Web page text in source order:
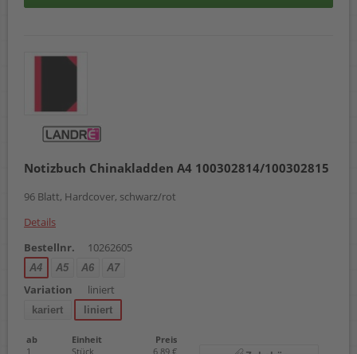
Notizbuch Chinakladden A4 100302814/100302815
96 Blatt, Hardcover, schwarz/rot
Details
Bestellnr.
10262605
A4 A5 A6 A7
Variation liniert
kariert liniert
ab Einheit
Preis
1
Stück
6,89 €